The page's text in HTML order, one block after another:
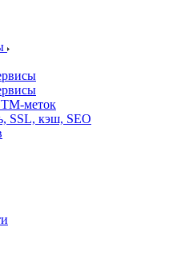
SSL, кэш, SEO